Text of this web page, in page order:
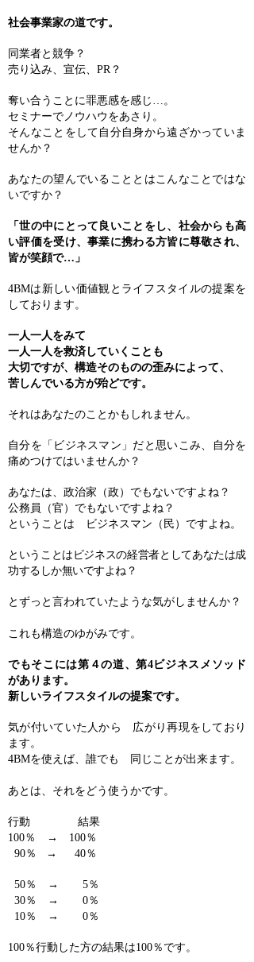
社会事業家の道です。
同業者と競争？
売り込み、宣伝、PR？
奪い合うことに罪悪感を感じ…。
セミナーでノウハウをあさり。
そんなことをして自分自身から遠ざかっていま
せんか？
あなたの望んでいることとはこんなことではな
いですか？
「世の中にとって良いことをし、 社会からも高
い評価を受け、事業に携わる方皆に尊敬され、
皆が笑顔で…」
4BMは新しい価値観とライフスタイルの提案を
しております。
一人一人をみて
一人一人を救済していくことも
大切ですが、構造そのものの歪みによって、
苦しんでいる方が殆どです。
それはあなたのことかもしれません。
自分を「ビジネスマン」だと思いこみ、自分を
痛めつけてはいませんか？
あなたは、政治家（政）でもないですよね？
公務員（官）でもないですよね？
ということは ビジネスマン（民）ですよね。
ということはビジネスの経営者としてあなたは成
功するしか無いですよね？
とずっと言われていたような気がしませんか？
これも構造のゆがみです。
でもそこには第４の道、第4ビジネスメソッド
があります。
新しいライフスタイルの提案です。
気が付いていた人から 広がり再現をしており
ます。
4BMを使えば、誰でも 同じことが出来ます。
あとは、それをどう使うかです。
行動 結果
100％ → 100％
90％ → 40％
50％ → 5％
30％ → 0％
10％ → 0％
100％行動した方の結果は100％です。